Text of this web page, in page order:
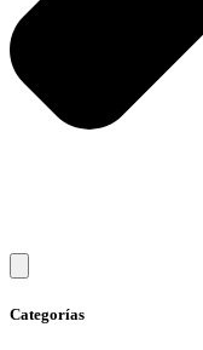
Categorías